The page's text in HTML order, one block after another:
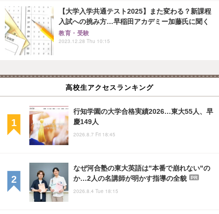
【大学入学共通テスト2025】また変わる？新課程
入試への挑み方…早稲田アカデミー加藤氏に聞く
教育・受験
2023.12.28 Thu 10:15
高校生アクセスランキング
行知学園の大学合格実績2026…東大55人、早
慶149人
2026.8.7 Fri 18:45
なぜ河合塾の東大英語は"本番で崩れない"の
か…2人の名講師が明かす指導の全貌
PR
2026.8.4 Tue 18:15